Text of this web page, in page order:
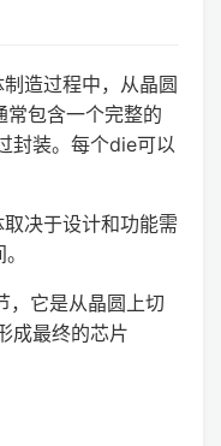
造过程中，从晶圆
常包含一个完整的
封装。每个die可以
决于设计和功能需
，它是从晶圆上切
成最终的芯片